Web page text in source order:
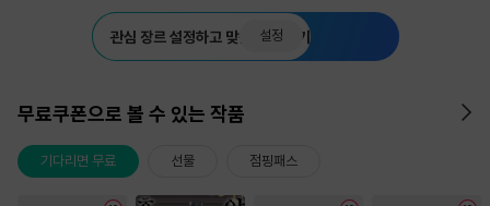
관심 장르 설정하고 맞춤 추천 받기
설정
무료쿠폰으로 볼 수 있는 작품
기다리면 무료 선물 점핑패스